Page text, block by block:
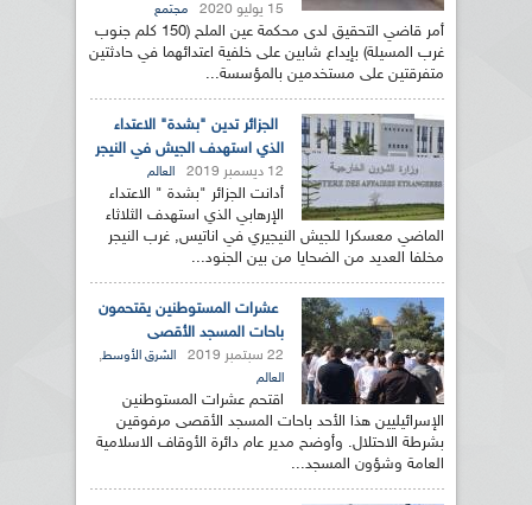
15 يوليو 2020 مجتمع
أمر قاضي التحقيق لدى محكمة عين الملح (150 كلم جنوب
غرب المسيلة) بإيداع شابين على خلفية اعتدائهما في حادثتين
متفرقتين على مستخدمين بالمؤسسة...
الجزائر تدين "بشدة" الاعتداء
الذي استهدف الجيش في النيجر
12 ديسمبر 2019 العالم
أدانت الجزائر "بشدة " الاعتداء
الإرهابي الذي استهدف الثلاثاء
الماضي معسكرا للجيش النيجيري في اناتيس, غرب النيجر
مخلفا العديد من الضحايا من بين الجنود...
عشرات المستوطنين يقتحمون
باحات المسجد الأقصى
22 سبتمبر 2019 الشرق الأوسط,
العالم
اقتحم عشرات المستوطنين
الإسرائيليين هذا الأحد باحات المسجد الأقصى مرفوقين
بشرطة الاحتلال. وأوضح مدير عام دائرة الأوقاف الاسلامية
العامة وشؤون المسجد...